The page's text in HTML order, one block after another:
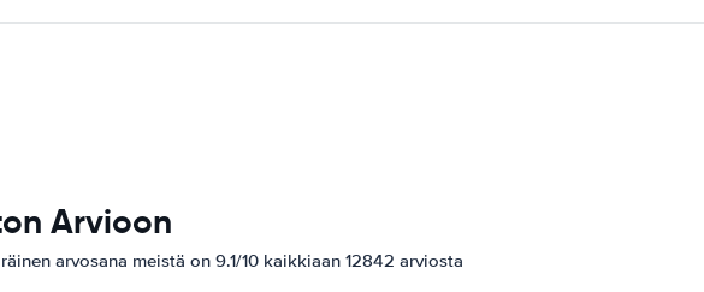
Arvioon
arvosana meistä on 9.1/10 kaikkiaan 12842 arviosta